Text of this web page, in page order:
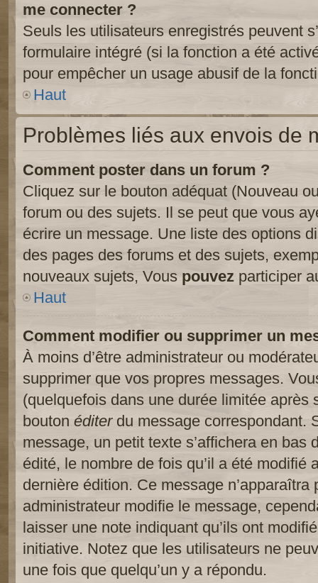
me connecter ?
Seuls les utilisateurs enregistrés peuvent
formulaire intégré (si la fonction a été
pour empêcher un usage abusif de la
Haut
Problèmes liés aux envois de
Comment poster dans un forum ?
Cliquez sur le bouton adéquat (Nouveau
forum ou des sujets. Il se peut que vous
écrire un message. Une liste des options
des pages des forums et des sujets,
nouveaux sujets, Vous pouvez participer
Haut
Comment modifier ou supprimer un
À moins d’être administrateur ou
supprimer que vos propres messages.
(quelquefois dans une durée limitée après
bouton éditerdu message correspondant.
message, un petit texte s’affichera en bas
édité, le nombre de fois qu’il a été modifié
dernière édition. Ce message
administrateur modifie le message,
laisser une note indiquant qu’ils ont
initiative. Notez que les utilisateurs ne
une fois que quelqu’un y a répondu.